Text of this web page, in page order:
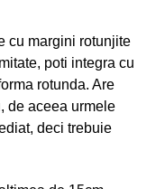
cu margini rotunjite
poti integra cu
rotunda. Are
de aceea urmele
deci trebuie